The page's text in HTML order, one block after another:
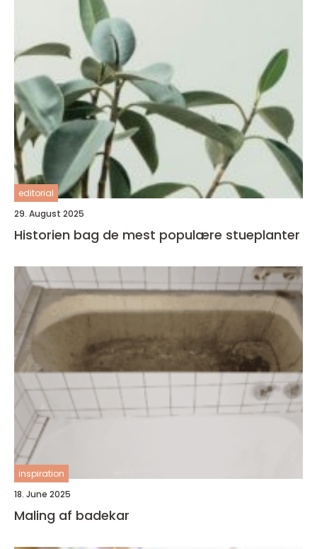
editorial
29. August 2025
Historien bag de mest populære stueplanter
inspiration
18. June 2025
Maling af badekar